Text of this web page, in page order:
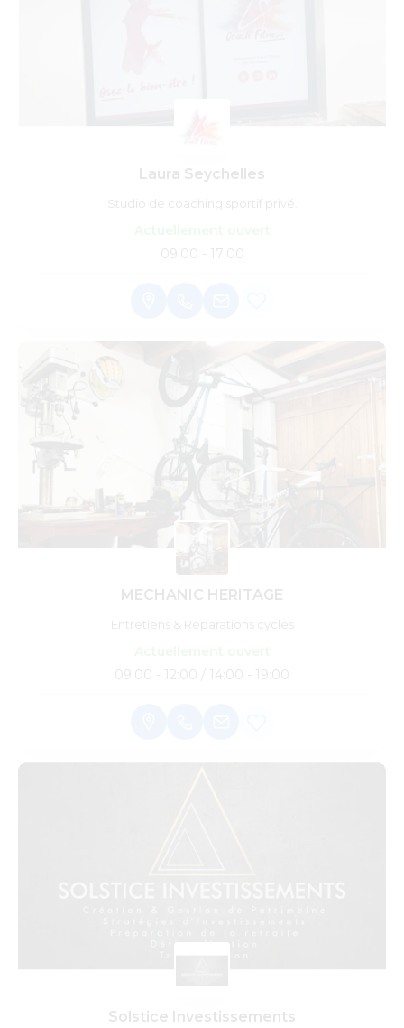
Laura Seychelles
Studio de coaching sportif privé.
09:00 - 17:00
MECHANIC HERITAGE
Entretiens & Réparations cycles
09:00 - 12:00 / 14:00 - 19:00
Solstice Investissements